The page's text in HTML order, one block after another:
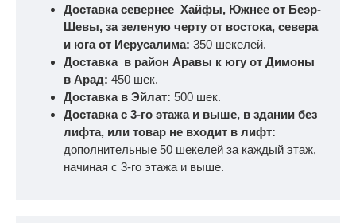
Доставка севернее Хайфы, Южнее от Беэр-
Шевы, за зеленую черту от востока, севера
и юга от Иерусалима: 350 шекелей.
Доставка в район Аравы к югу от Димоны
в Арад: 450 шек.
Доставка в Эйлат: 500 шек.
Доставка с 3-го этажа и выше, в здании без
лифта, или товар не входит в лифт:
дополнительные 50 шекелей за каждый этаж,
начиная с 3-го этажа и выше.